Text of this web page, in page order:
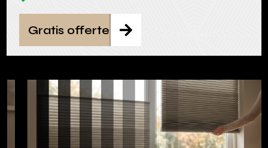

Gratis offerte